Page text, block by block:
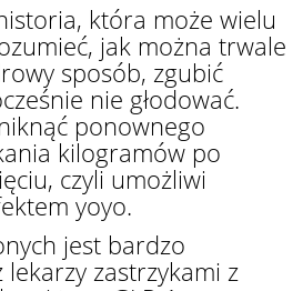
która może wielu
jak można trwale
sposób, zgubić
nie głodować.
ponownego
kilogramów po
czyli umożliwi
yoyo.
jest bardzo
zastrzykami z